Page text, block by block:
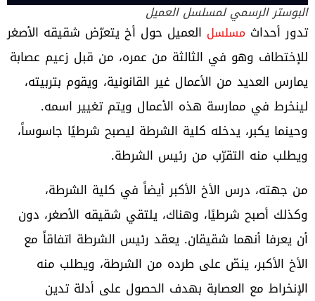
البوستر الرسمي لمسلسل العميل
تدور أحداث مسلسل العميل حول أخ يتعرّض شقيقه الأصغر
للإختطاف وهو في الثالثة من عمره، من قبل زعيم عصابة
يمارس العديد من الأعمال غير القانونية، ويقوم بتربيته،
لينخرط في ممارسة هذه الأعمال ويتم تغيير اسمه.
وحينما يكبر، يدخله كلية الشرطة ليصبح شرطيًا جاسوساً،
ويطلب منه التقرّب من رئيس الشرطة.
من جهته، درس الأخ الأكبر أيضاً في كلية الشرطة،
وكذلك أصبح شرطيًا، وهناك، يلتقي شقيقه الأصغر، دون
أن يعرفا أنهما شقيقان. يعقد رئيس الشرطة اتفاقاً مع
الأخ الأكبر، ينصّ على طرده من الشرطة، ويطلب منه
الإنخراط مع العصابة بهدف الحصول على أدلة تدين